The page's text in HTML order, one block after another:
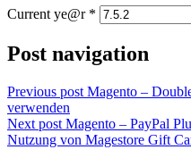
Current ye@r *
Post navigation
Previous post Magento –
verwenden
Next post Magento – PayPal
Nutzung von Magestore Gift